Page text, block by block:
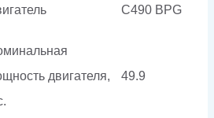
C490 BPG
двигателя,
49.9